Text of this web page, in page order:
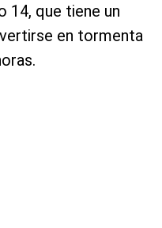
14, que tiene un
en tormenta